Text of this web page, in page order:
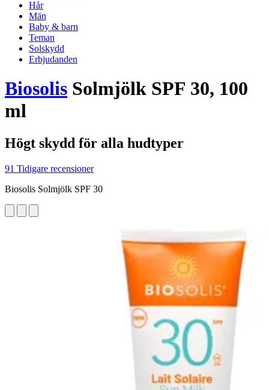
Hår
Män
Baby & barn
Teman
Solskydd
Erbjudanden
Biosolis Solmjölk SPF 30, 100
ml
Högt skydd för alla hudtyper
91 Tidigare recensioner
Biosolis Solmjölk SPF 30